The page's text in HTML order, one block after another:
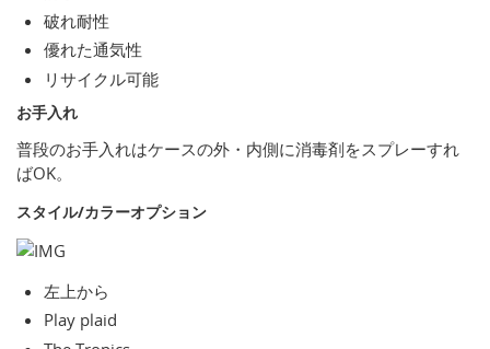
破れ耐性
優れた通気性
リサイクル可能
お手入れ
普段のお手入れはケースの外・内側に消毒剤をスプレーすれ
ばOK。
スタイル/カラーオプション
左上から
Play plaid